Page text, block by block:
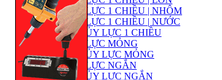
KÍCH THỦY LỰC 1 CHIỀU | NHÔM
KÍCH THỦY LỰC 1 CHIỀU | NƯỚC
BỘ KÍCH THỦY LỰC 1 CHIỀU
KÍCH THỦY LỰC MỎNG
BỘ KÍCH THỦY LỰC MỎNG
KÍCH THỦY LỰC NGẮN
BỘ KÍCH THỦY LỰC NGẮN